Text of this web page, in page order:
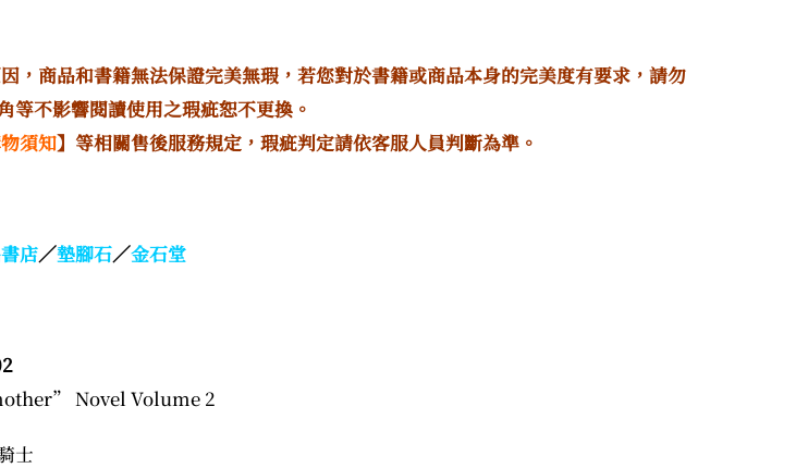
，商品和書籍無法保證完美無瑕，若您對於書籍或商品本身的完美度有要求，請勿
等不影響閱讀使用之瑕疵恕不更換。
須知】等相關售後服務規定，瑕疵判定請依客服人員判斷為準。
店／墊腳石／金石堂
Novel Volume 2
士